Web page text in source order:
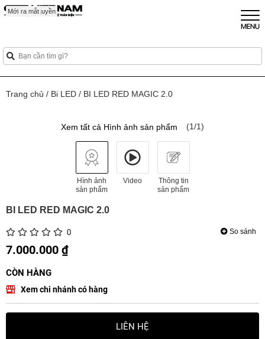
Trang chủ / Bi LED / BI LED RED MAGIC 2.0
Xem tất cả Hình ảnh sản phẩm (1/1)
Hình ảnh
sản phẩm
Video
Thông tin
sản phẩm
BI LED RED MAGIC 2.0
0 So sánh
7.000.000 ₫
CÒN HÀNG
Xem chi nhánh có hàng
LIÊN HỆ
Mới Độc quyền
Sắp ra mắt
Mới
Mới